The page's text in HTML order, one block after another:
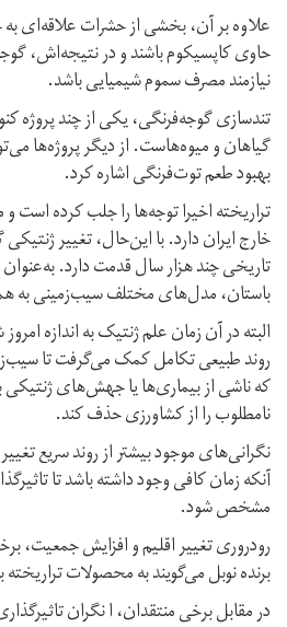
علاوه‌ بر آن، بخشی از حشرات علاقه‌ای به
حاوی کاپسیکوم باشند و در نتیجه‌اش،
نیازمند مصرف سموم شیمیایی باشد.
تندسازی گوجه‌فرنگی، یکی از چند پروژه
گیاهان و میوه‌هاست. از دیگر پروژه‌ها
بهبود طعم توت‌فرنگی اشاره کرد.
تراریخته اخیرا توجه‌ها را جلب کرده
خارج ایران دارد. با این‌حال، تغییر ژنتیکی
تاریخی چند هزار سال قدمت دارد.
باستان، مدل‌های مختلف سیب‌زمینی به‌
البته در آن زمان علم ژنتیک به‌ اندازه
روند طبیعی تکامل کمک می‌گرفت تا
که ناشی از بیماری‌ها یا جهش‌های
نامطلوب را از کشاورزی حذف کند.
نگرانی‌های موجود بیشتر از روند سریع
آنکه زمان کافی وجود داشته باشد تا
مشخص شود.
رودروری تغییر اقلیم و افزایش جمعیت،
برنده نوبل می‌گویند به محصولات
در مقابل برخی منتقدان، ا نگران